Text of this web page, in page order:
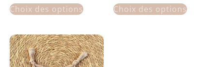
Choix des options Choix des options